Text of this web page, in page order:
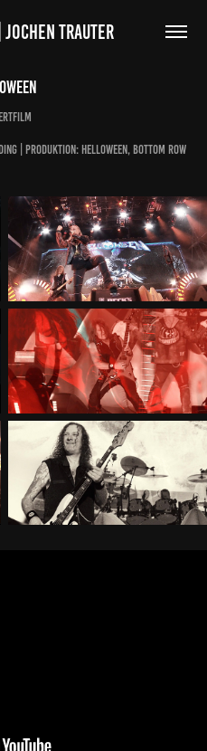
TRAUTER
| Produktion: Helloween, Bottom Row